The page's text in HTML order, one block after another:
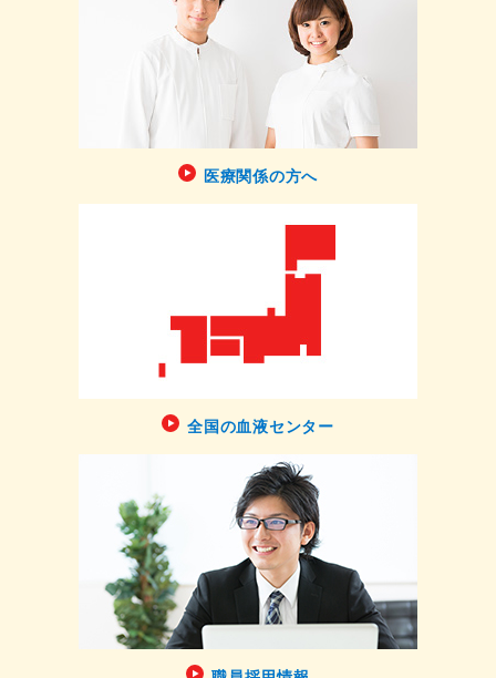
医療関係の方へ
全国の血液センター